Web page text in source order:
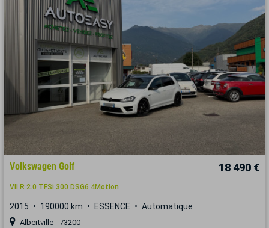
Volkswagen Golf 18 490 €
VII R 2.0 TFSi 300 DSG6 4Motion
2015 190000 km ESSENCE Automatique
Albertville - 73200